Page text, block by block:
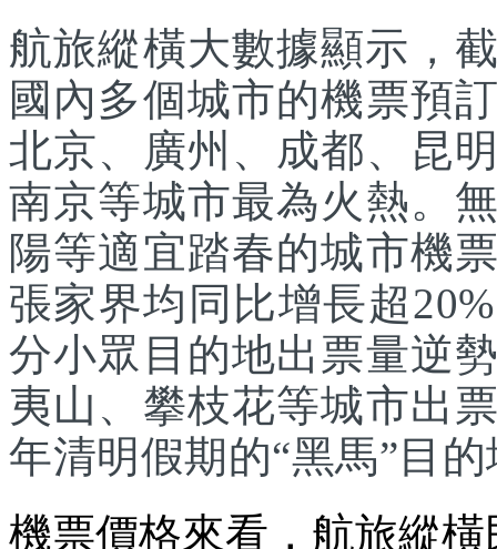
航旅縱橫大數據顯示，
國內多個城市的機票預
北京、廣州、成都、昆
南京等城市最為火熱。
陽等適宜踏春的城市機
張家界均同比增長超
分小眾目的地出票量逆
夷山、攀枝花等城市出
年清明假期的“黑馬”目
機票價格來看，航旅縱